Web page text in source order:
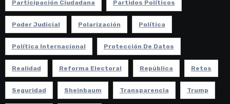
Participación Ciudadana Partidos Políticos
Poder Judicial Polarización Política
Política Internacional Protección De Datos
Realidad Reforma Electoral República Retos
Seguridad Sheinbaum Transparencia Trump